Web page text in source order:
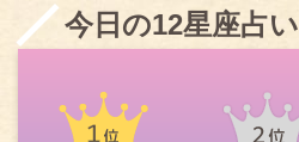
今日の12星座占い